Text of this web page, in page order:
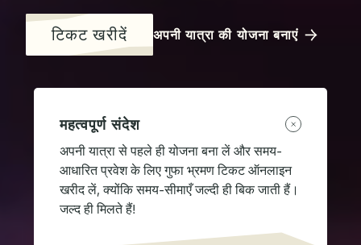
टिकट खरीदें अपनी यात्रा की योजना बनाएं
महत्वपूर्ण संदेश
अपनी यात्रा से पहले ही योजना बना लें और समय-
आधारित प्रवेश के लिए गुफा भ्रमण टिकट ऑनलाइन
खरीद लें, क्योंकि समय-सीमाएँ जल्दी ही बिक जाती हैं।
जल्द ही मिलते हैं!